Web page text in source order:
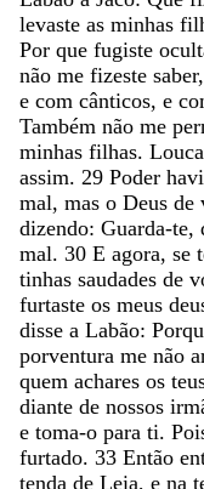
levaste as minhas
Por que fugiste
não me fizeste saber,
e com cânticos, e
Também não me
minhas filhas.
assim. 29 Poder
mal, mas o Deus de
dizendo: Guarda-te,
mal. 30 E agora, se
tinhas saudades de
furtaste os meus
disse a Labão:
porventura me não
quem achares os
diante de nossos
e toma-o para ti.
furtado. 33 Então
tenda de Leia, e na